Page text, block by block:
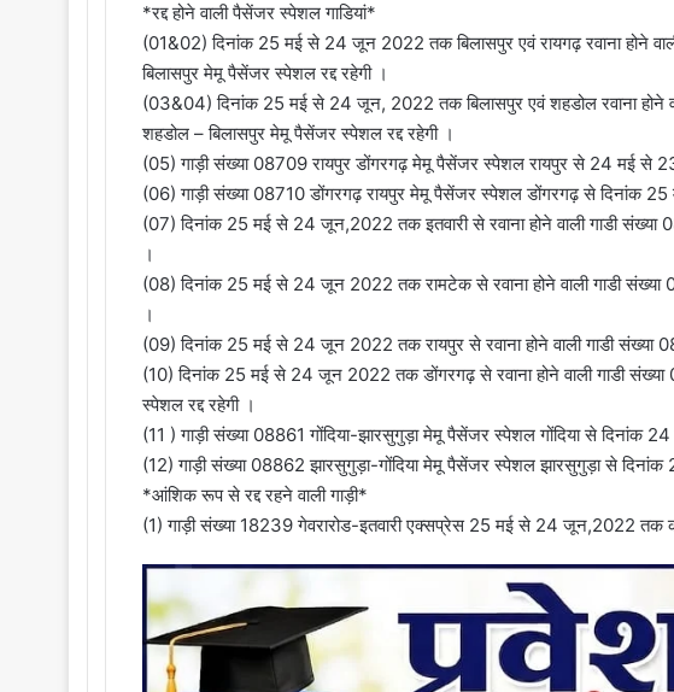
*रद्द होने वाली पैसेंजर स्पेशल गाडियां*
(01&02) दिनांक 25 मई से 24 जून 2022 तक बिलासपुर एवं रायगढ़ रवाना होने
बिलासपुर मेमू पैसेंजर स्पेशल रद्द रहेगी ।
(03&04) दिनांक 25 मई से 24 जून, 2022 तक बिलासपुर एवं शहडोल रवाना होने
शहडोल – बिलासपुर मेमू पैसेंजर स्पेशल रद्द रहेगी ।
(05) गाड़ी संख्या 08709 रायपुर डोंगरगढ़ मेमू पैसेंजर स्पेशल रायपुर से 24 मई से
(06) गाड़ी संख्या 08710 डोंगरगढ़ रायपुर मेमू पैसेंजर स्पेशल डोंगरगढ़ से दिनांक
(07) दिनांक 25 मई से 24 जून,2022 तक इतवारी से रवाना होने वाली गाडी संख्या
।
(08) दिनांक 25 मई से 24 जून 2022 तक रामटेक से रवाना होने वाली गाडी
।
(09) दिनांक 25 मई से 24 जून 2022 तक रायपुर से रवाना होने वाली गाडी संख्या
(10) दिनांक 25 मई से 24 जून 2022 तक डोंगरगढ़ से रवाना होने वाली गाडी
स्पेशल रद्द रहेगी ।
(11 ) गाड़ी संख्या 08861 गोंदिया-झारसुगुड़ा मेमू पैसेंजर स्पेशल गोंदिया से दिनांक
(12) गाड़ी संख्या 08862 झारसुगुड़ा-गोंदिया मेमू पैसेंजर स्पेशल झारसुगुड़ा से
*आंशिक रूप से रद्द रहने वाली गाड़ी*
(1) गाड़ी संख्या 18239 गेवरारोड-इतवारी एक्सप्रेस 25 मई से 24 जून,2022 तक